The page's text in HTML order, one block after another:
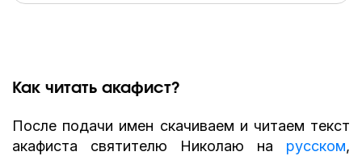
Как читать акафист?
После подачи имен скачиваем и читаем текст
акафиста святителю Николаю на русском,